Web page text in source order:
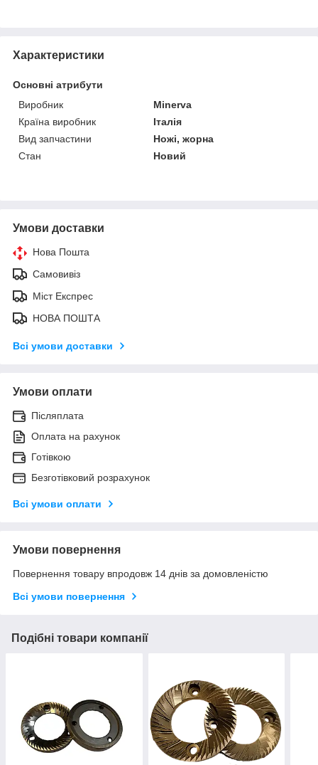
Характеристики
Основні атрибути
Виробник
Minerva
Країна виробник
Італія
Вид запчастини
Ножі, жорна
Стан
Новий
Умови доставки
Нова Пошта
Самовивіз
Міст Експрес
НОВА ПОШТА
Всі умови доставки
Умови оплати
Післяплата
Оплата на рахунок
Готівкою
Безготівковий розрахунок
Всі умови оплати
Умови повернення
Повернення товару впродовж 14 днів за домовленістю
Всі умови повернення
Подібні товари компанії